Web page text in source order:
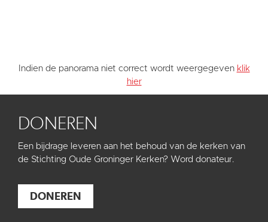
Indien de panorama niet correct wordt weergegeven klik
hier
DONEREN
Een bijdrage leveren aan het behoud van de kerken van
de Stichting Oude Groninger Kerken? Word donateur.
DONEREN